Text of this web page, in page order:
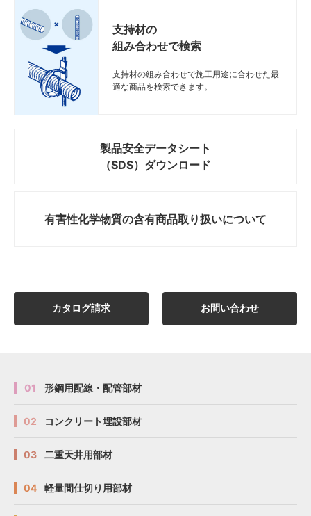
支持材の
組み合わせで検索
支持材の組み合わせで施工用途に合わせた最
適な商品を検索できます。
製品安全データシート
（SDS）ダウンロード
有害性化学物質の含有商品取り扱いについて
カタログ請求 お問い合わせ
01 形鋼用配線・配管部材
02 コンクリート埋設部材
03 二重天井用部材
04 軽量間仕切り用部材